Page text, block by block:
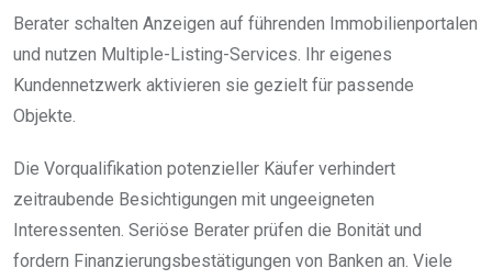
Berater schalten Anzeigen auf führenden Immobilienportalen
und nutzen Multiple-Listing-Services. Ihr eigenes
Kundennetzwerk aktivieren sie gezielt für passende
Objekte.
Die Vorqualifikation potenzieller Käufer verhindert
zeitraubende Besichtigungen mit ungeeigneten
Interessenten. Seriöse Berater prüfen die Bonität und
fordern Finanzierungsbestätigungen von Banken an. Viele